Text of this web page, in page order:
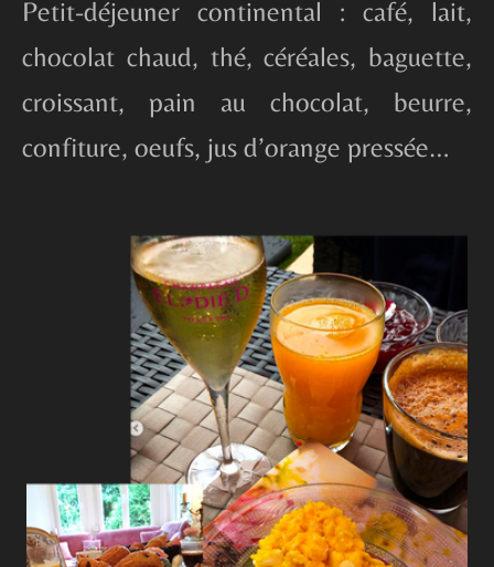
Petit-déjeuner continental : café, lait,
chocolat chaud, thé, céréales, baguette,
croissant, pain au chocolat, beurre,
confiture, oeufs, jus d’orange pressée…